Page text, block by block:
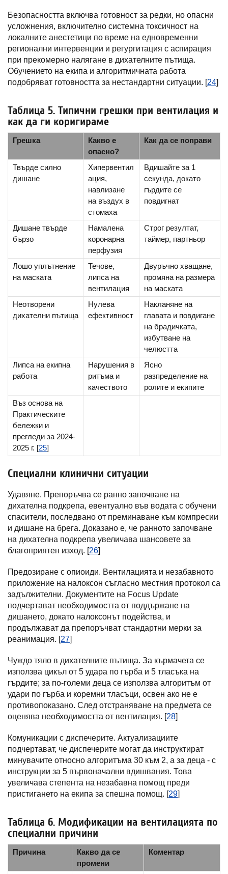
Безопасността включва готовност за редки, но опасни
усложнения, включително системна токсичност на
локалните анестетици по време на едновременни
регионални интервенции и регургитация с аспирация
при прекомерно налягане в дихателните пътища.
Обучението на екипа и алгоритмичната работа
подобряват готовността за нестандартни ситуации. [24]
Таблица 5. Типични грешки при вентилация и
как да ги коригираме
Грешка
Какво е
опасно?
Как да се поправи
Твърде силно
дишане
Хипервентил
ация,
навлизане
на въздух в
стомаха
Вдишайте за 1
секунда, докато
гърдите се
повдигнат
Дишане твърде
бързо
Намалена
коронарна
перфузия
Строг резултат,
таймер, партньор
Лошо уплътнение
на маската
Течове,
липса на
вентилация
Двуръчно хващане,
промяна на размера
на маската
Неотворени
дихателни пътища
Нулева
ефективност
Накланяне на
главата и повдигане
на брадичката,
избутване на
челюстта
Липса на екипна
работа
Нарушения в
ритъма и
качеството
Ясно
разпределение на
ролите и екипите
Въз основа на
Практическите
бележки и
прегледи за 2024-
2025 г. [25]
Специални клинични ситуации
Удавяне. Препоръчва се ранно започване на
дихателна подкрепа, евентуално във водата с обучени
спасители, последвано от преминаване към компресии
и дишане на брега. Доказано е, че ранното започване
на дихателна подкрепа увеличава шансовете за
благоприятен изход. [26]
Предозиране с опиоиди. Вентилацията и незабавното
приложение на налоксон съгласно местния протокол са
задължителни. Документите на Focus Update
подчертават необходимостта от поддържане на
дишането, докато налоксонът подейства, и
продължават да препоръчват стандартни мерки за
реанимация. [27]
Чуждо тяло в дихателните пътища. За кърмачета се
използва цикъл от 5 удара по гърба и 5 тласъка на
гърдите; за по-големи деца се използва алгоритъм от
удари по гърба и коремни тласъци, освен ако не е
противопоказано. След отстраняване на предмета се
оценява необходимостта от вентилация. [28]
Комуникации с диспечерите. Актуализациите
подчертават, че диспечерите могат да инструктират
минувачите относно алгоритъма 30 към 2, а за деца - с
инструкции за 5 първоначални вдишвания. Това
увеличава степента на незабавна помощ преди
пристигането на екипа за спешна помощ. [29]
Таблица 6. Модификации на вентилацията по
специални причини
Причина
Какво да се
промени
Коментар